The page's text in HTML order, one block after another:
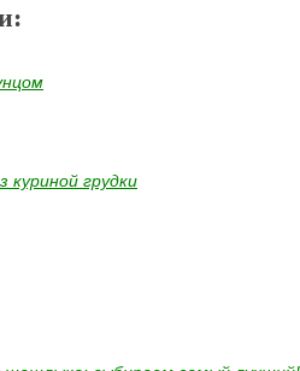
куриной грудки